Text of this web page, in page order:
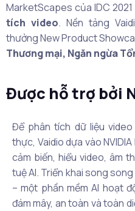
MarketScapes của IDC
tích video. Nền tảng
thưởng New Product
Thương mại, Ngăn ngừa
Được hỗ trợ bởi
Để phân tích dữ liệu
thực, Vaidio dựa vào
cảm biến, hiểu video, âm
tuệ AI. Triển khai song
– một phần mềm AI hoạt
đám mây, an toàn và toàn